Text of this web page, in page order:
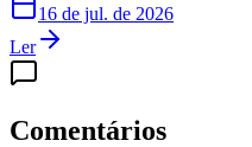
16 de jul. de 2026
Ler
Comentários